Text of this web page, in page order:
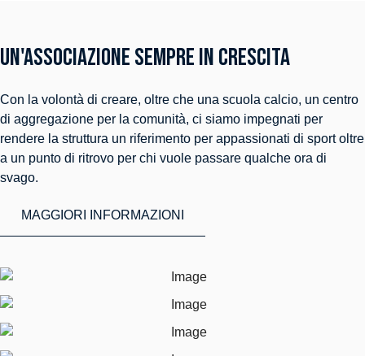
Un'associazione sempre in crescita
Con la volontà di creare, oltre che una scuola calcio, un centro
di aggregazione per la comunità, ci siamo impegnati per
rendere la struttura un riferimento per appassionati di sport oltre
a un punto di ritrovo per chi vuole passare qualche ora di
svago.
MAGGIORI INFORMAZIONI